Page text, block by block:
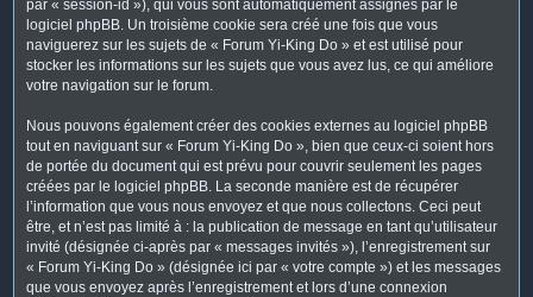
par « session-id »), qui vous sont automatiquement assignés par le
logiciel phpBB. Un troisième cookie sera créé une fois que vous
naviguerez sur les sujets de « Forum Yi-King Do » et est utilisé pour
stocker les informations sur les sujets que vous avez lus, ce qui améliore
votre navigation sur le forum.
Nous pouvons également créer des cookies externes au logiciel phpBB
tout en naviguant sur « Forum Yi-King Do », bien que ceux-ci soient hors
de portée du document qui est prévu pour couvrir seulement les pages
créées par le logiciel phpBB. La seconde manière est de récupérer
l’information que vous nous envoyez et que nous collectons. Ceci peut
être, et n’est pas limité à : la publication de message en tant qu’utilisateur
invité (désignée ci-après par « messages invités »), l’enregistrement sur
« Forum Yi-King Do » (désignée ici par « votre compte ») et les messages
que vous envoyez après l’enregistrement et lors d’une connexion